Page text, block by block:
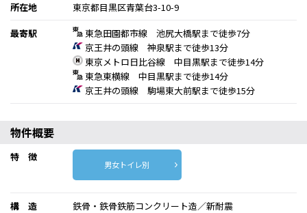
所在地
東京都目黒区青葉台3-10-9
最寄駅
東急田園都市線 池尻大橋駅まで徒歩7分
京王井の頭線 神泉駅まで徒歩13分
東京メトロ日比谷線 中目黒駅まで徒歩14分
東急東横線 中目黒駅まで徒歩14分
京王井の頭線 駒場東大前駅まで徒歩15分
物件概要
特 徴
男女トイレ別
構 造
鉄骨・鉄骨鉄筋コンクリート造／新耐震